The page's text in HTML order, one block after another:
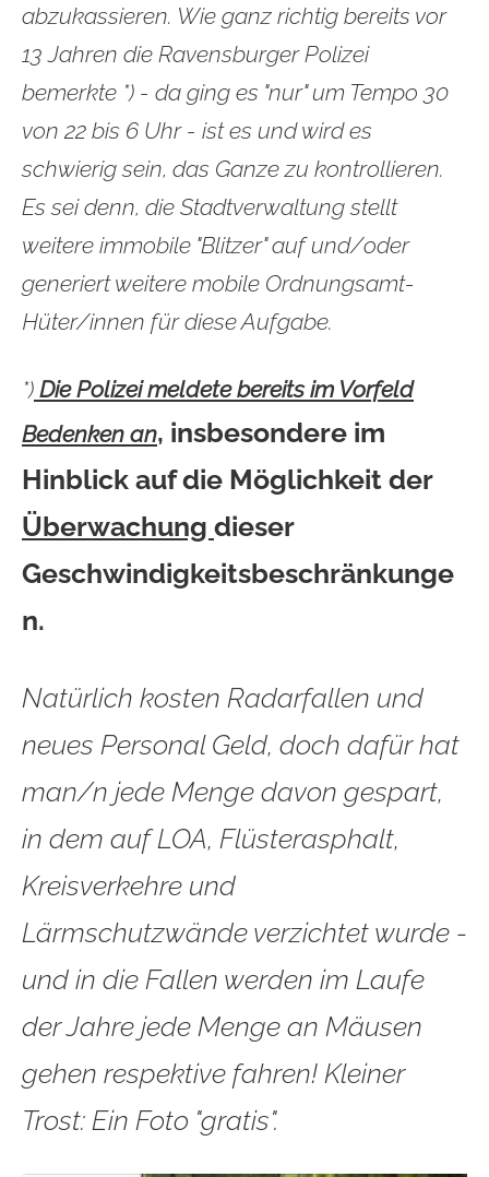
abzukassieren. Wie ganz richtig bereits vor
13 Jahren die Ravensburger Polizei
bemerkte *) - da ging es "nur" um Tempo 30
von 22 bis 6 Uhr - ist es und wird es
schwierig sein, das Ganze zu kontrollieren.
Es sei denn, die Stadtverwaltung stellt
weitere immobile "Blitzer" auf und/oder
generiert weitere mobile Ordnungsamt-
Hüter/innen für diese Aufgabe.
*) Die Polizei meldete bereits im Vorfeld
Bedenken an, insbesondere im
Hinblick auf die Möglichkeit der
Überwachung dieser
Geschwindigkeitsbeschränkunge
n.
Natürlich kosten Radarfallen und
neues Personal Geld, doch dafür hat
man/n jede Menge davon gespart,
in dem auf LOA, Flüsterasphalt,
Kreisverkehre und
Lärmschutzwände verzichtet wurde -
und in die Fallen werden im Laufe
der Jahre jede Menge an Mäusen
gehen respektive fahren! Kleiner
Trost: Ein Foto "gratis".